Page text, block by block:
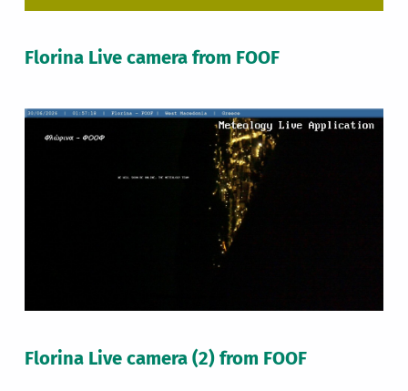
Florina Live camera from FOOF
Florina Live camera (2) from FOOF